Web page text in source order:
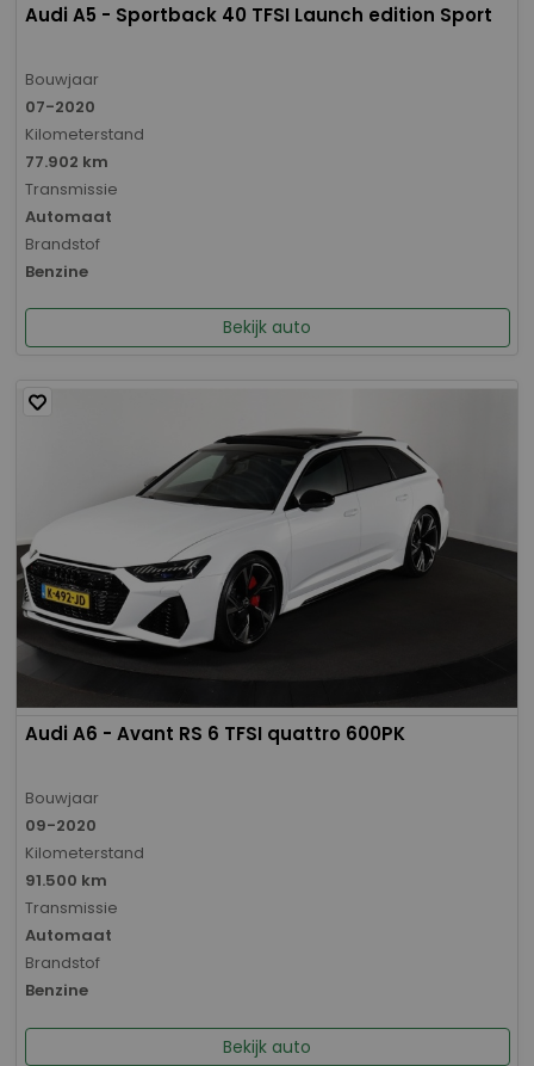
Audi A5 - Sportback 40 TFSI Launch edition Sport
Bouwjaar
07-2020
Kilometerstand
77.902 km
Transmissie
Automaat
Brandstof
Benzine
Bekijk auto
Audi A6 - Avant RS 6 TFSI quattro 600PK
Bouwjaar
09-2020
Kilometerstand
91.500 km
Transmissie
Automaat
Brandstof
Benzine
Bekijk auto